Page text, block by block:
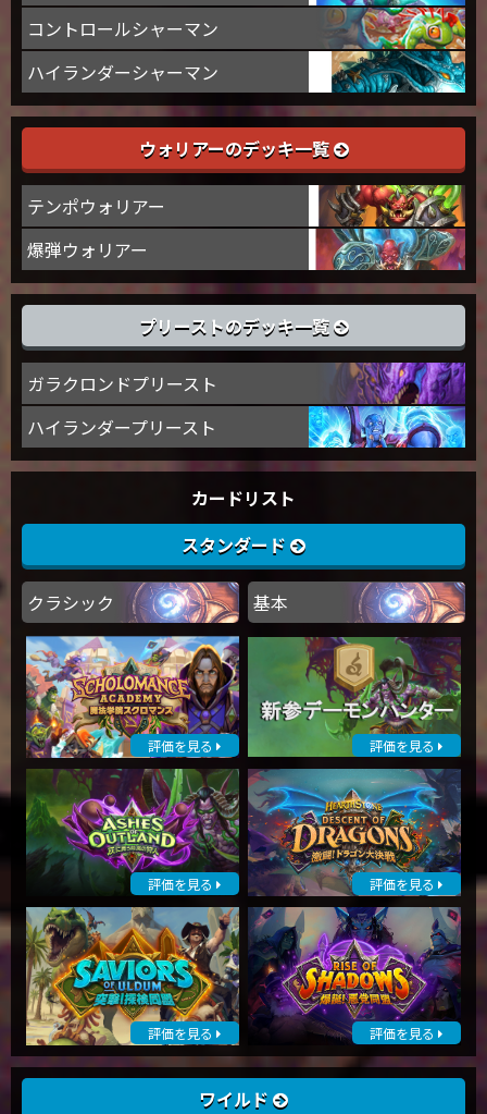
コントロールシャーマン
ハイランダーシャーマン
ウォリアーのデッキ一覧
テンポウォリアー
爆弾ウォリアー
プリーストのデッキ一覧
ガラクロンドプリースト
ハイランダープリースト
カードリスト
スタンダード
クラシック 基本
評価を見る 評価を見る
評価を見る 評価を見る
評価を見る 評価を見る
ワイルド